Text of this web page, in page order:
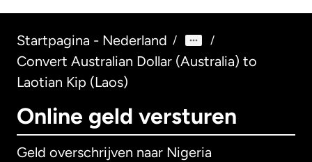
Startpagina - Nederland / /
Convert Australian Dollar (Australia) to
Laotian Kip (Laos)
Online geld versturen
Geld overschrijven naar Nigeria